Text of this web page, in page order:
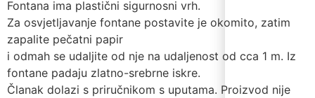
Fontana ima plastični sigurnosni vrh.
Za osvjetljavanje fontane postavite je okomito, zatim
zapalite pečatni papir
i odmah se udaljite od nje na udaljenost od cca 1 m. Iz
fontane padaju zlatno-srebrne iskre.
Članak dolazi s priručnikom s uputama. Proizvod nije